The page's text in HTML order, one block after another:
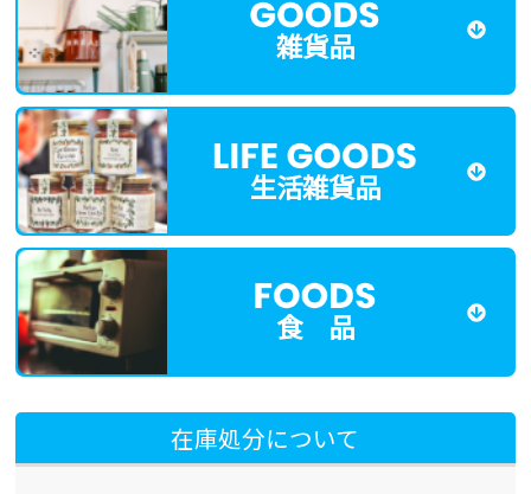
雑貨品
生活雑貨品
食 品
在庫処分について